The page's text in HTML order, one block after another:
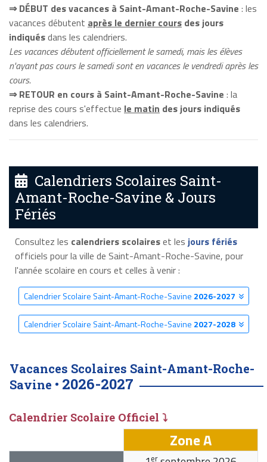
⇒ DÉBUT des vacances à Saint-Amant-Roche-Savine : les
vacances débutent après le dernier cours des jours
indiquésdans les calendriers.
Les vacances débutent officiellement le samedi, mais les élèves
n'ayant pas cours le samedi sont en vacances le vendredi après les
cours.
⇒ RETOUR en cours à Saint-Amant-Roche-Savine : la
reprise des cours s'effectue le matin des jours indiqués
dans les calendriers.
Calendriers Scolaires Saint-
Amant-Roche-Savine & Jours
Fériés
Consultez les calendriers scolaireset les jours fériés
officiels pour la ville de Saint-Amant-Roche-Savine, pour
l'année scolaire en cours et celles à venir :
Calendrier Scolaire Saint-Amant-Roche-Savine 2026-2027
Calendrier Scolaire Saint-Amant-Roche-Savine 2027-2028
Vacances Scolaires Saint-Amant-Roche-
Savine • 2026-2027
Calendrier Scolaire Officiel ⤵
Zone A
er